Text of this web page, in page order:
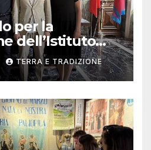
per la
dell’Istituto
TERRA E TRADIZIONE